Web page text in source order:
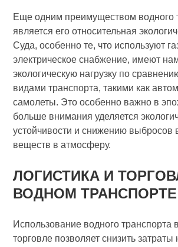
Еще одним преимуществом водного
является его относительная
Суда, особенно те, что используют
электрическое снабжение, имеют
экологическую нагрузку по
видами транспорта, такими как
самолеты. Это особенно важно в
больше внимания уделяется
устойчивости и снижению выбросов
веществ в атмосферу.
ЛОГИСТИКА И
ВОДНОМ ТРАНСПОРТЕ
Использование водного транспорта
торговле позволяет снизить затраты